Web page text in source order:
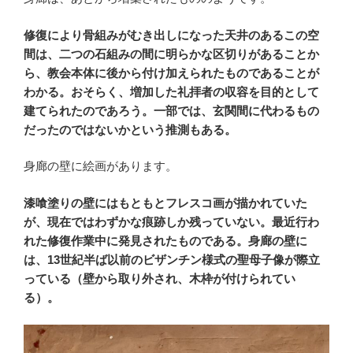
修復により骨組みがむき出しになった天井のあるこの空
間は、二つの石組みの間に明らかな区切りがあることか
ら、教会本体に後から付け加えられたものであることが
わかる。おそらく、増加した礼拝者の収容を目的として
建てられたのであろう。一部では、玄関間に代わるもの
だったのではないかという推測もある。
身廊の壁に絵画があります。
漆喰塗りの壁にはもともとフレスコ画が描かれていた
が、現在ではわずかな痕跡しか残っていない。最近行わ
れた修復作業中に発見されたものである。身廊の壁に
は、13世紀半ば以前のビザンチン様式の聖母子像が際立
っている（壁から取り外され、木枠が付けられてい
る）。